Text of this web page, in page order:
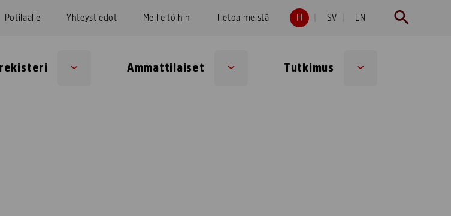
Potilaalle Yhteystiedot Meille töihin Tietoa meistä FI SV EN
Ammattilaiset Tutkimus